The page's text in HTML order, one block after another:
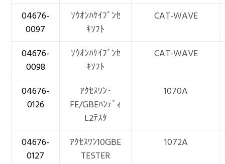
04676-
0097
ｿｳｵﾝﾊｹｲﾌﾞﾝｾ
ｷｿﾌﾄ
CAT-WAVE
04676-
0098
ｿｳｵﾝﾊｹｲﾌﾞﾝｾ
ｷｿﾌﾄ
CAT-WAVE
04676-
0126
ｱｸｾｽﾜﾝ･
FE/GBEﾊﾝﾃﾞｨ
L2ﾃｽﾀ
1070A
04676-
0127
ｱｸｾｽﾜﾝ10GBE
TESTER
1072A